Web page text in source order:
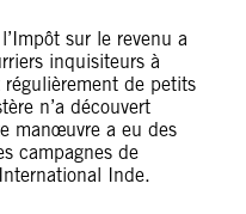
sur le revenu a
inquisiteurs à
de petits
n’a découvert
manœuvre a eu des
campagnes de
Inde.